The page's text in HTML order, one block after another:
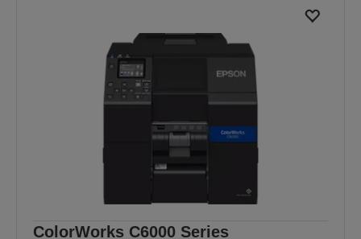
ColorWorks C6000 Series